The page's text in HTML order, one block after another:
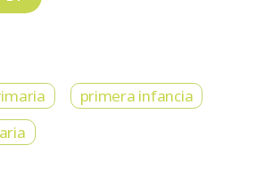
primera infancia